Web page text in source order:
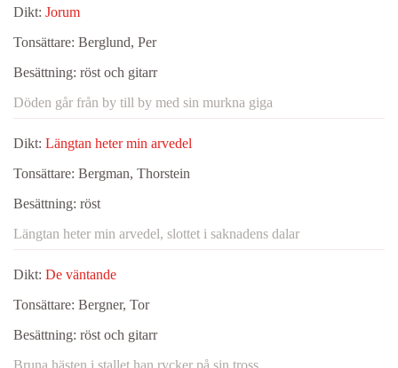
Dikt: Jorum
Tonsättare: Berglund, Per
Besättning: röst och gitarr
Döden går från by till by med sin murkna giga
Dikt: Längtan heter min arvedel
Tonsättare: Bergman, Thorstein
Besättning: röst
Längtan heter min arvedel, slottet i saknadens dalar
Dikt: De väntande
Tonsättare: Bergner, Tor
Besättning: röst och gitarr
Bruna hästen i stallet han rycker på sin tross